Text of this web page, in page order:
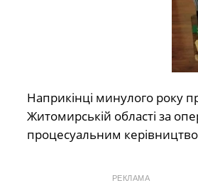
Наприкінці минулого року
Житомирській області за
процесуальним
РЕКЛАМА